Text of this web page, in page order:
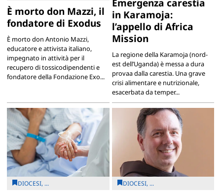
È morto don Mazzi, il
fondatore di Exodus
È morto don Antonio Mazzi,
educatore e attivista italiano,
impegnato in attività per il
recupero di tossicodipendenti e
fondatore della Fondazione Exo...
Emergenza carestia
in Karamoja:
l’appello di Africa
Mission
La regione della Karamoja (nord-
est dell’Uganda) è messa a dura
provaa dalla carestia. Una grave
crisi alimentare e nutrizionale,
esacerbata da temper...
DIOCESI, ... DIOCESI, ...